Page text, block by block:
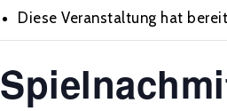
Diese Veranstaltung hat